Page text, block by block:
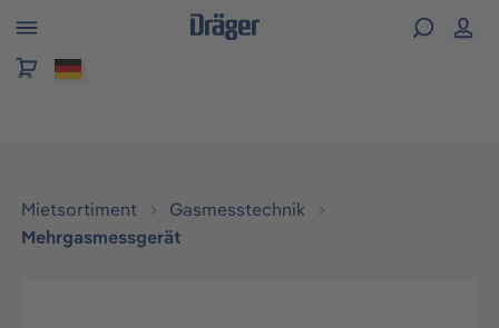
springen
Mietsortiment
Gasmesstechnik
Mehrgasmessgerät